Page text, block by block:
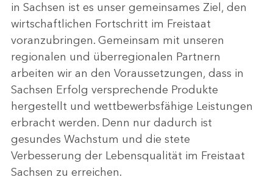
in Sachsen ist es unser gemeinsames Ziel, den
wirtschaftlichen Fortschritt im Freistaat
voranzubringen. Gemeinsam mit unseren
regionalen und überregionalen Partnern
arbeiten wir an den Voraussetzungen, dass in
Sachsen Erfolg versprechende Produkte
hergestellt und wettbewerbsfähige Leistungen
erbracht werden. Denn nur dadurch ist
gesundes Wachstum und die stete
Verbesserung der Lebensqualität im Freistaat
Sachsen zu erreichen.